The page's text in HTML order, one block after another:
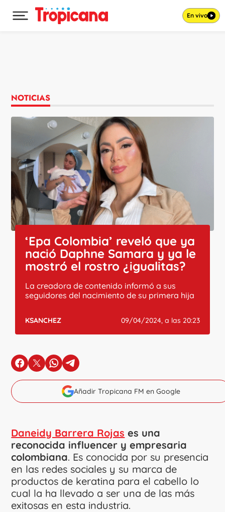
Desplegar menú principal En vivo
NOTICIAS
‘Epa Colombia’ reveló que ya
nació Daphne Samara y ya le
mostró el rostro ¿igualitas?
La creadora de contenido informó a sus
seguidores del nacimiento de su primera hija
KSANCHEZ 09/04/2024, a las 20:23
en Facebook
en Xen Whatsapp
en Telegram
Añadir Tropicana FM en Google
Daneidy Barrera Rojas es una
reconocida influencer y empresaria
colombiana. Es conocida por su presencia
en las redes sociales y su marca de
productos de keratina para el cabello lo
cual la ha llevado a ser una de las más
exitosas en esta industria.